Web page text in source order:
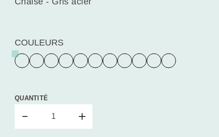
COULEURS
QUANTITÉ